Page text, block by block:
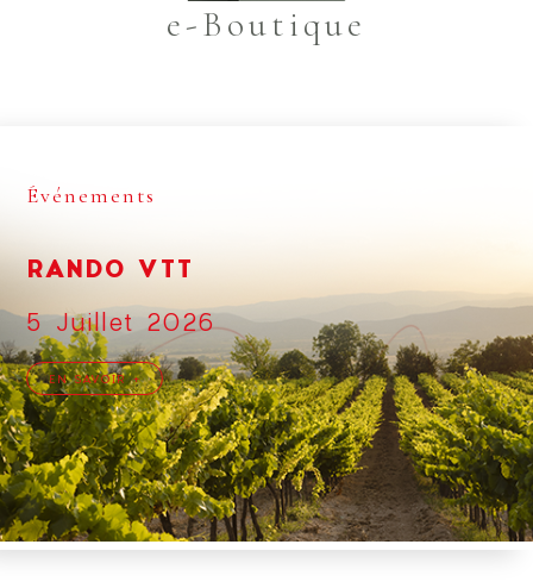
e-Boutique
Événements
RANDO VTT
5 Juillet 2026
EN SAVOIR +